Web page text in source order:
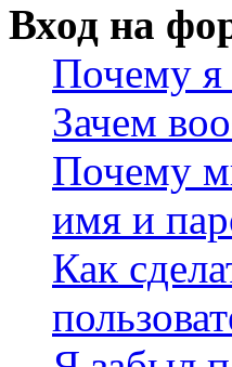
Вход на
Почему я
Зачем
Почему
имя и
Как